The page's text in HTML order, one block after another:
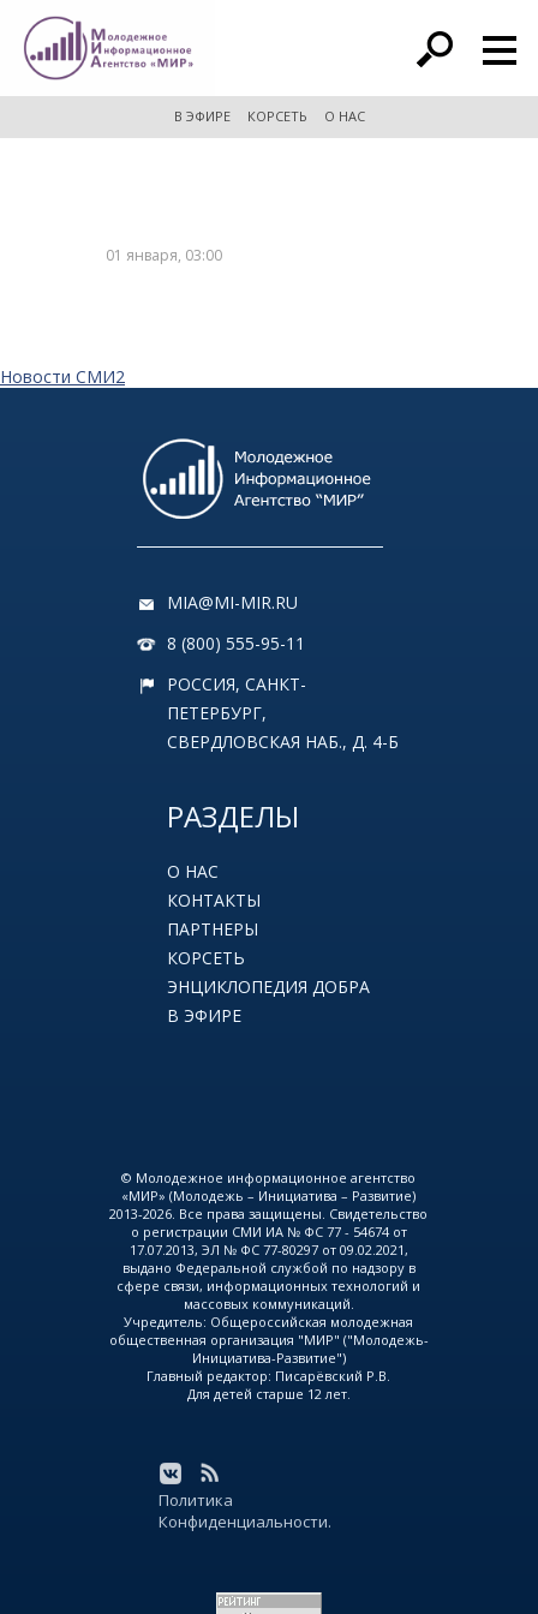
расширенный поиск
В ЭФИРЕ КОРСЕТЬ О НАС
01 января, 03:00
Новости СМИ2
MIA@MI-MIR.RU
8 (800) 555-95-11
РОССИЯ, САНКТ-
ПЕТЕРБУРГ,
СВЕРДЛОВСКАЯ НАБ., Д. 4-Б
РАЗДЕЛЫ
О НАС
КОНТАКТЫ
ПАРТНЕРЫ
КОРСЕТЬ
ЭНЦИКЛОПЕДИЯ ДОБРА
В ЭФИРЕ
© Молодежное информационное агентство
«МИР» (Молодежь – Инициатива – Развитие)
2013-2026. Все права защищены. Свидетельство
о регистрации СМИ ИА № ФС 77 - 54674 от
17.07.2013, ЭЛ № ФС 77-80297 от 09.02.2021,
выдано Федеральной службой по надзору в
сфере связи, информационных технологий и
массовых коммуникаций.
Учредитель: Общероссийская молодежная
общественная организация "МИР" ("Молодежь-
Инициатива-Развитие")
Главный редактор: Писарёвский Р.В.
Для детей старше 12 лет.
Политика
Конфиденциальности.